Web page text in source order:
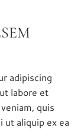
adipiscing
labore et
quis
ut aliquip ex ea